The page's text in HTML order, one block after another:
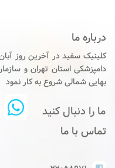
درباره ما
دامپزشکی استان تهران و
بهایی شمالی شروع به کار نمود
ما را دنبال کنید
تماس با ما